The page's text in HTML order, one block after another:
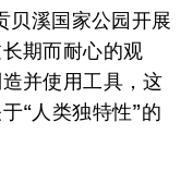
贝溪国家公园开展
期而耐心的观
并使用工具，这
“人类独特性”的